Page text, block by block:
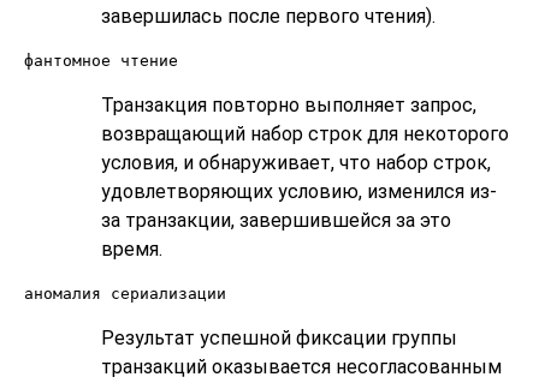
завершилась после первого чтения).
фантомное чтение
Транзакция повторно выполняет запрос,
возвращающий набор строк для некоторого
условия, и обнаруживает, что набор строк,
удовлетворяющих условию, изменился из-
за транзакции, завершившейся за это
время.
аномалия сериализации
Результат успешной фиксации группы
транзакций оказывается несогласованным